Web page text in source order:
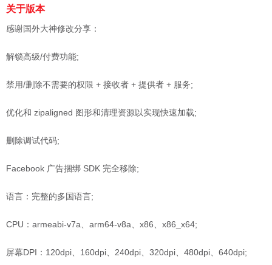
关于版本
感谢国外大神修改分享：
解锁高级/付费功能;
禁用/删除不需要的权限 + 接收者 + 提供者 + 服务;
优化和 zipaligned 图形和清理资源以实现快速加载;
删除调试代码;
Facebook 广告捆绑 SDK 完全移除;
语言：完整的多国语言;
CPU：armeabi-v7a、arm64-v8a、x86、x86_x64;
屏幕DPI：120dpi、160dpi、240dpi、320dpi、480dpi、640dpi;